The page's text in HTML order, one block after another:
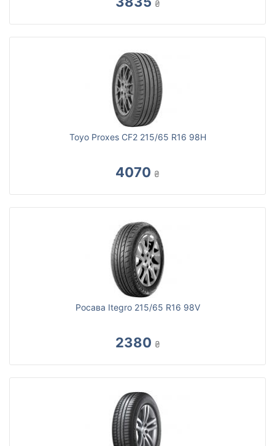
₴
Toyo Proxes CF2 215/65 R16 98H
4070 ₴
Росава Itegro 215/65 R16 98V
2380 ₴